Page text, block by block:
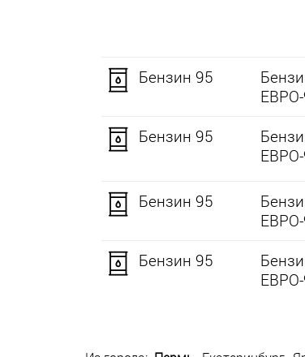
Бензин 95
Бензин 95
Бензин 95
Бензин 95